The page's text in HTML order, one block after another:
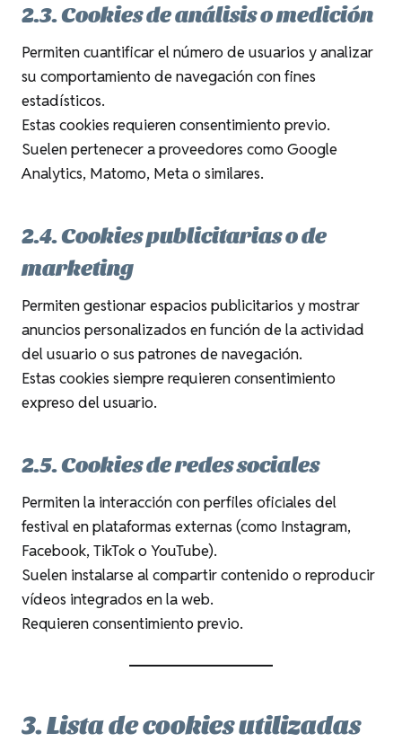
2.3. Cookies de análisis o medición
Permiten cuantificar el número de usuarios y analizar
su comportamiento de navegación con fines
estadísticos.
Estas cookies requieren consentimiento previo.
Suelen pertenecer a proveedores como Google
Analytics, Matomo, Meta o similares.
2.4. Cookies publicitarias o de
marketing
Permiten gestionar espacios publicitarios y mostrar
anuncios personalizados en función de la actividad
del usuario o sus patrones de navegación.
Estas cookies siempre requieren consentimiento
expreso del usuario.
2.5. Cookies de redes sociales
Permiten la interacción con perfiles oficiales del
festival en plataformas externas (como Instagram,
Facebook, TikTok o YouTube).
Suelen instalarse al compartir contenido o reproducir
vídeos integrados en la web.
Requieren consentimiento previo.
3. Lista de cookies utilizadas